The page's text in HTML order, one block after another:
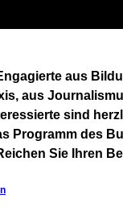
aus
aus
sind
Programm des
Sie Ihren